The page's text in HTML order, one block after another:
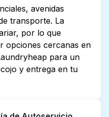
avenidas
transporte. La
por lo que
opciones cercanas en
para un
y entrega en tu